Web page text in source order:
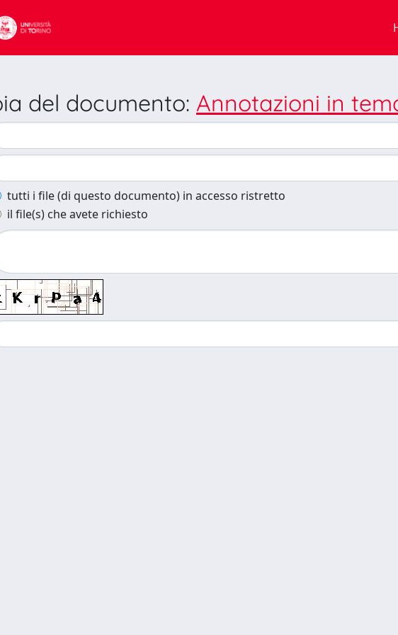
del documento: Annotazioni in
tutti i file (di questo documento) in accesso ristretto
il file(s) che avete richiesto